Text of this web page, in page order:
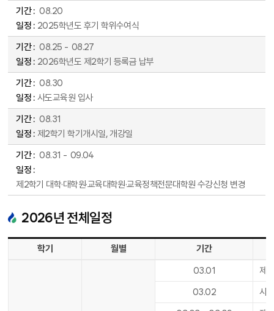
08.20
2025학년도 후기 학위수여식
08.25 - 08.27
2026학년도 제2학기 등록금 납부
08.30
사도교육원 입사
08.31
제2학기 학기개시일, 개강일
08.31 - 09.04
제2학기 대학·대학원·교육대학원·교육정책전문대학원 수강신청 변경
2026년 전체일정
학기 월별
기간
03.01
제1
03.02
사